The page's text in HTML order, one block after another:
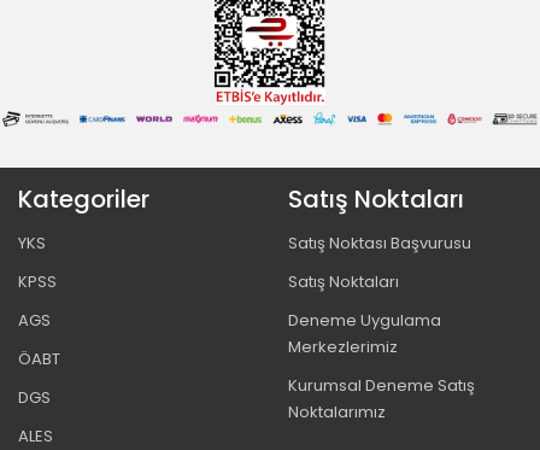
Kategoriler
YKS
KPSS
AGS
ÖABT
DGS
ALES
Satış Noktaları
Satış Noktası Başvurusu
Satış Noktaları
Deneme Uygulama
Merkezlerimiz
Kurumsal Deneme Satış
Noktalarımız